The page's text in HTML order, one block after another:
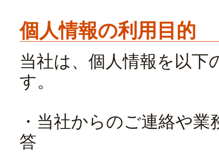
個人情報の利用目的
当社は、個人情報を以
す。
・当社からのご連絡や
答